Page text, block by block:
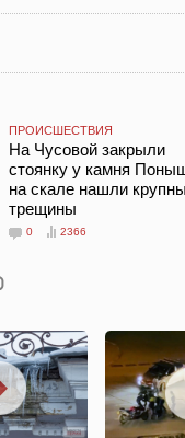
ПРОИСШЕСТВИЯ
На Чусовой закрыли
стоянку у камня
на скале нашли
трещины
0 2366